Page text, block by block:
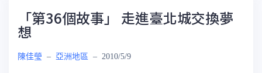
「第36個故事」 走進臺北城交換夢
想
陳佳瑩 – 亞洲地區 – 2010/5/9